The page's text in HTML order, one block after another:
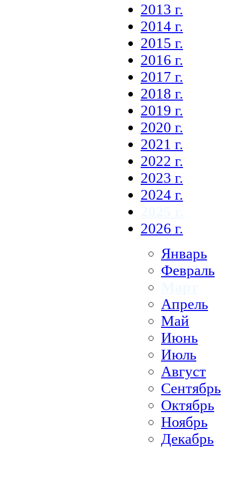
2013 г.
2014 г.
2015 г.
2016 г.
2017 г.
2018 г.
2019 г.
2020 г.
2021 г.
2022 г.
2023 г.
2024 г.
2026 г.
Январь
Февраль
Апрель
Май
Июнь
Июль
Август
Сентябрь
Октябрь
Ноябрь
Декабрь